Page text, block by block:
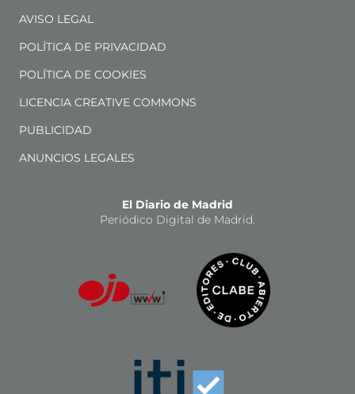
AVISO LEGAL
POLÍTICA DE PRIVACIDAD
POLÍTICA DE COOKIES
LICENCIA CREATIVE COMMONS
PUBLICIDAD
ANUNCIOS LEGALES
El Diario de Madrid
Periódico Digital de Madrid.